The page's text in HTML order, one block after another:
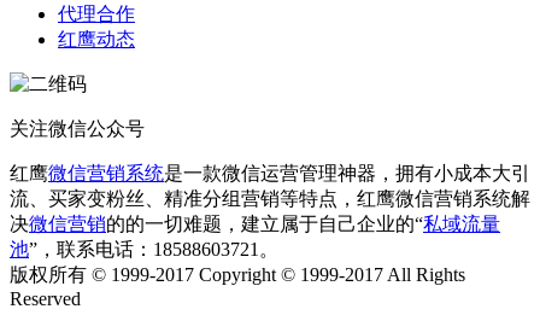
代理合作
红鹰动态
关注微信公众号
红鹰微信营销系统是一款微信运营管理神器，拥有小成本大引
流、买家变粉丝、精准分组营销等特点，红鹰微信营销系统解
决微信营销的的一切难题，建立属于自己企业的“私域流量
池”，联系电话：18588603721。
版权所有 © 1999-2017 Copyright © 1999-2017 All Rights
Reserved